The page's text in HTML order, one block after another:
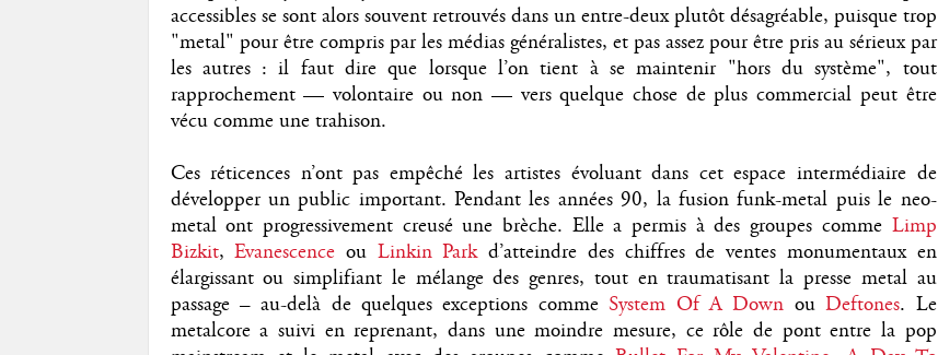
accessibles se sont alors souvent retrouvés dans un entre-deux plutôt désagréable, puisque trop
"metal" pour être compris par les médias généralistes, et pas assez pour être pris au sérieux par
les autres : il faut dire que lorsque l’on tient à se maintenir "hors du système", tout
rapprochement — volontaire ou non — vers quelque chose de plus commercial peut être
vécu comme une trahison.
Ces réticences n’ont pas empêché les artistes évoluant dans cet espace intermédiaire de
développer un public important. Pendant les années 90, la fusion funk-metal puis le neo-
metal ont progressivement creusé une brèche. Elle a permis à des groupes comme Limp
Bizkit,Evanescence ou Linkin Parkd’atteindre des chiffres de ventes monumentaux en
élargissant ou simplifiant le mélange des genres, tout en traumatisant la presse metal au
passage – au-delà de quelques exceptions commeSystem Of A Down ouDeftones. Le
metalcore a suivi en reprenant, dans une moindre mesure, ce rôle de pont entre la pop